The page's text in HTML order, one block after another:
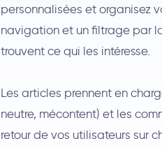
personnalisées et organisez
navigation et un filtrage par
trouvent ce qui les intéresse.
Les articles prennent en
neutre, mécontent) et les
retour de vos utilisateurs sur